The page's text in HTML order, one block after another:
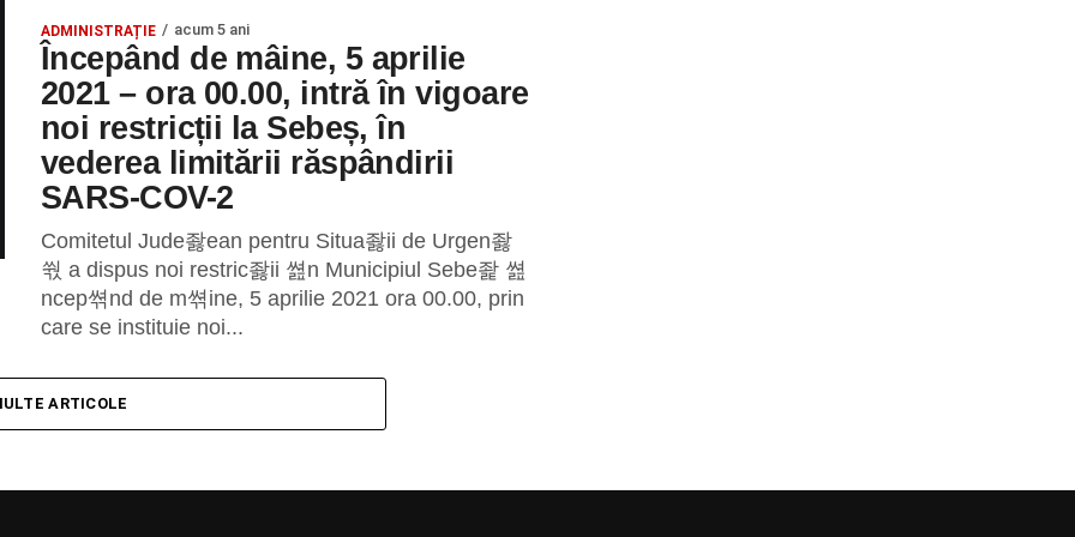
ADMINISTRAȚIE acum 5 ani
Începând de mâine, 5 aprilie
2021 – ora 00.00, intră în vigoare
noi restricții la Sebeș, în
vederea limitării răspândirii
SARS-COV-2
Comitetul Jude좛ean pentru Situa좛ii de Urgen좛
쒃 a dispus noi restric좛ii 쎮n Municipiul Sebe좙 쎮
ncep쎢nd de m쎢ine, 5 aprilie 2021 ora 00.00, prin
care se instituie noi...
ARTICOLE